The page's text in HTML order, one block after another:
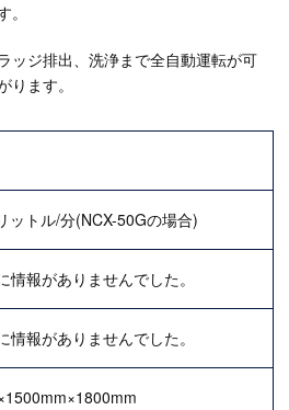
ッジ排出、洗浄まで全自動運転が可
ます。
ットル/分(NCX-50Gの場合)
情報がありませんでした。
情報がありませんでした。